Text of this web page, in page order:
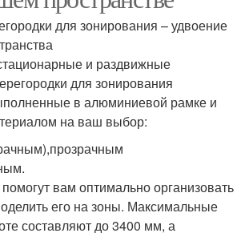
для зонирования – удвоение
и раздвижные
для зонирования
в алюминиевой рамке и
на ваш выбор:
вам оптимально организовать
его на зоны. Максимальные
составляют до 3400 мм, а